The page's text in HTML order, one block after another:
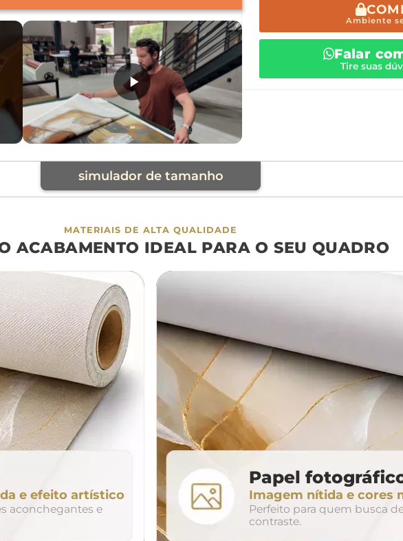
Ambiente
Falar
Tire suas
simulador de tamanho
200cm 240cm
320cm
duo trio
o
MATERIAIS DE ALTA QUALIDADE
ACABAMENTO IDEAL PARA O SEU QUADRO
e efeito artístico
aconchegantes e
Papel
Imagem nítida e cores
Perfeito para quem busca
contraste.